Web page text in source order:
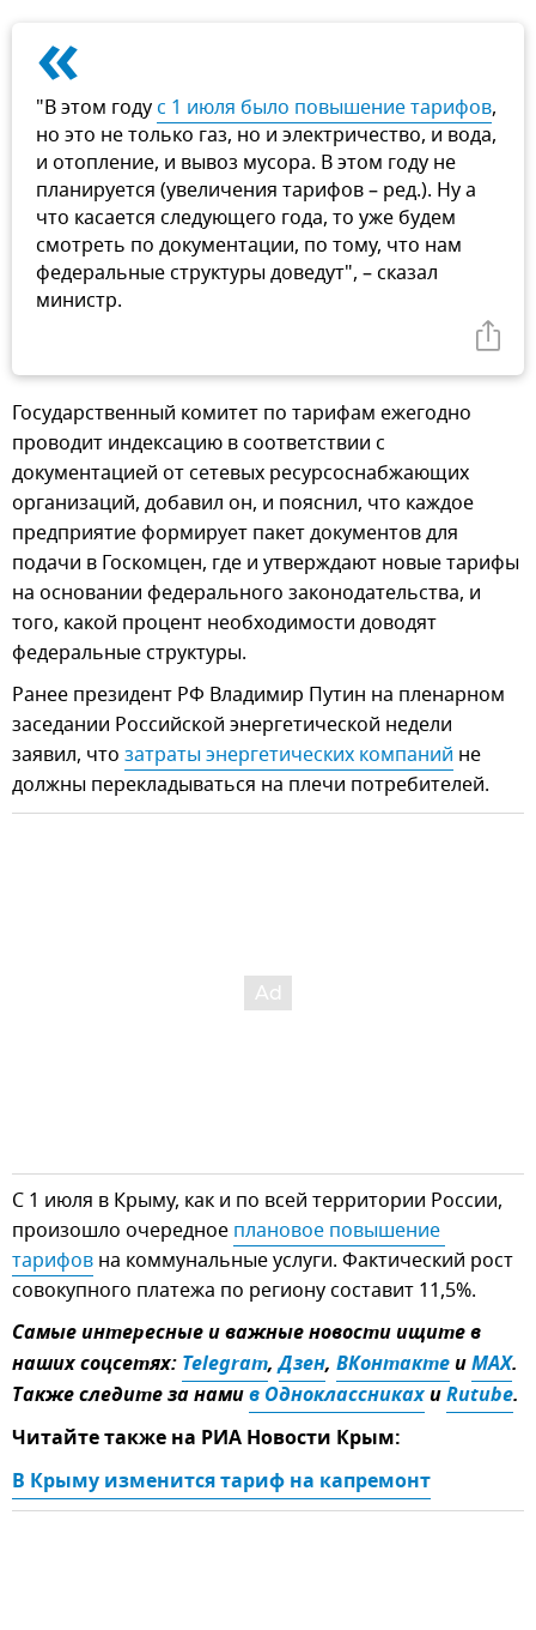
«
"В этом году с 1 июля было повышение тарифов,
но это не только газ, но и электричество, и вода,
и отопление, и вывоз мусора. В этом году не
планируется (увеличения тарифов – ред.). Ну а
что касается следующего года, то уже будем
смотреть по документации, по тому, что нам
федеральные структуры доведут", – сказал
министр.
Государственный комитет по тарифам ежегодно
проводит индексацию в соответствии с
документацией от сетевых ресурсоснабжающих
организаций, добавил он, и пояснил, что каждое
предприятие формирует пакет документов для
подачи в Госкомцен, где и утверждают новые тарифы
на основании федерального законодательства, и
того, какой процент необходимости доводят
федеральные структуры.
Ранее президент РФ Владимир Путин на пленарном
заседании Российской энергетической недели
заявил, что затраты энергетических компаний не
должны перекладываться на плечи потребителей.
С 1 июля в Крыму, как и по всей территории России,
произошло очередное плановое повышение
тарифов на коммунальные услуги. Фактический рост
совокупного платежа по региону составит 11,5%.
Самые интересные и важные новости ищите в
наших соцсетях:Telegram,Дзен, ВКонтактеиMAX.
Также следите за намив ОдноклассникахиRutube.
Читайте также на РИА Новости Крым:
В Крыму изменится тариф на капремонт